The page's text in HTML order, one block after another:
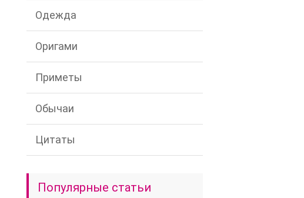
Одежда
Оригами
Приметы
Обычаи
Цитаты
Популярные статьи